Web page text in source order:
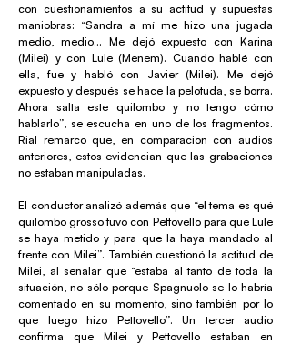
con cuestionamientos a su actitud y supuestas
maniobras: “Sandra a mí me hizo una jugada
medio, medio… Me dejó expuesto con Karina
(Milei) y con Lule (Menem). Cuando hablé con
ella, fue y habló con Javier (Milei). Me dejó
expuesto y después se hace la pelotuda, se borra.
Ahora salta este quilombo y no tengo cómo
hablarlo”, se escucha en uno de los fragmentos.
Rial remarcó que, en comparación con audios
anteriores, estos evidencian que las grabaciones
no estaban manipuladas.
El conductor analizó además que “el tema es qué
quilombo grosso tuvo con Pettovello para que Lule
se haya metido y para que la haya mandado al
frente con Milei”. También cuestionó la actitud de
Milei, al señalar que “estaba al tanto de toda la
situación, no sólo porque Spagnuolo se lo habría
comentado en su momento, sino también por lo
que luego hizo Pettovello”. Un tercer audio
confirma que Milei y Pettovello estaban en